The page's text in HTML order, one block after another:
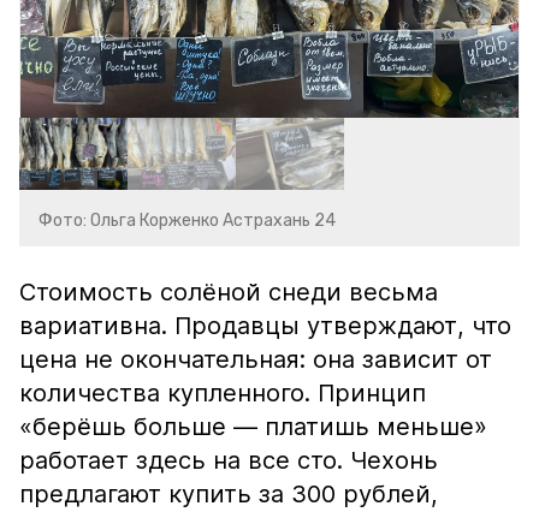
Фото: Ольга Корженко Астрахань 24
Стоимость солёной снеди весьма
вариативна. Продавцы утверждают, что
цена не окончательная: она зависит от
количества купленного. Принцип
«берёшь больше — платишь меньше»
работает здесь на все сто. Чехонь
предлагают купить за 300 рублей,